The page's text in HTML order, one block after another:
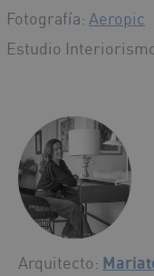
Fotografía: Aeropic
Estudio
Arquitecto: